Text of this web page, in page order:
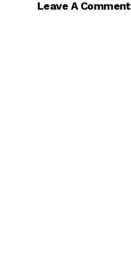
Leave A Comment